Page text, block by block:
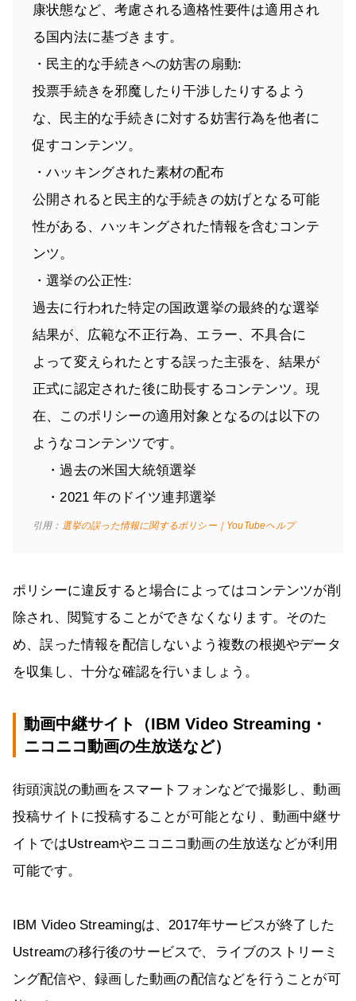
康状態など、考慮される適格性要件は適用され
る国内法に基づきます。
・民主的な手続きへの妨害の扇動:
投票手続きを邪魔したり干渉したりするよう
な、民主的な手続きに対する妨害行為を他者に
促すコンテンツ。
・ハッキングされた素材の配布
公開されると民主的な手続きの妨げとなる可能
性がある、ハッキングされた情報を含むコンテ
ンツ。
・選挙の公正性:
過去に行われた特定の国政選挙の最終的な選挙
結果が、広範な不正行為、エラー、不具合に
よって変えられたとする誤った主張を、結果が
正式に認定された後に助長するコンテンツ。現
在、このポリシーの適用対象となるのは以下の
ようなコンテンツです。
・過去の米国大統領選挙
・2021 年のドイツ連邦選挙
引用： 選挙の誤った情報に関するポリシー｜YouTubeヘルプ
ポリシーに違反すると場合によってはコンテンツが削
除され、閲覧することができなくなります。そのた
め、誤った情報を配信しないよう複数の根拠やデータ
を収集し、十分な確認を行いましょう。
動画中継サイト（IBM Video Streaming・
ニコニコ動画の生放送など）
街頭演説の動画をスマートフォンなどで撮影し、動画
投稿サイトに投稿することが可能となり、動画中継サ
イトではUstreamやニコニコ動画の生放送などが利用
可能です。
IBM Video Streamingは、2017年サービスが終了した
Ustreamの移行後のサービスで、ライブのストリーミ
ング配信や、録画した動画の配信などを行うことが可